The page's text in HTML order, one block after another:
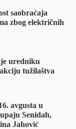
saobraćaja
zbog električnih
uredniku
tužilaštva
avgusta u
Senidah,
Jahović